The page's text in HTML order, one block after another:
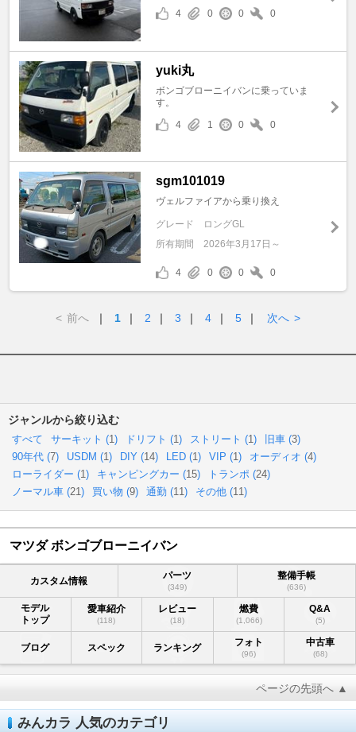
4 0 0 0
yuki丸
ボンゴブローニイバンに乗っていま
す。
4
1 0 0
sgm101019
ヴェルファイアから乗り換え
グレード
ロングGL
所有期間
2026年3月17日～
4 0 0 0
< 前へ ｜ 1 ｜ 2 ｜ 3 ｜ 4 ｜ 5 ｜ 次へ >
ジャンルから絞り込む
すべて サーキット (1) ドリフト (1) ストリート (1) 旧車 (3)
90年代 (7) USDM (1) DIY (14) LED (1) VIP (1) オーディオ (4)
ローライダー (1) キャンピングカー (15) トランポ (24)
ノーマル車 (21) 買い物 (9) 通勤 (11) その他 (11)
マツダ ボンゴブローニイバン
カスタム情報 パーツ
(349)
整備手帳
(636)
モデル
トップ
愛車紹介
(118)
レビュー
(18)
燃費
(1,066)
Q&A
(5)
ブログ スペック ランキング フォト
(96)
中古車
(68)
ページの先頭へ ▲
みんカラ 人気のカテゴリ